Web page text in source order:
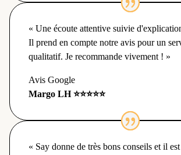
« Une écoute attentive suivie
Il prend en compte notre avis pour un
qualitatif. Je recommande vivement ! »
Avis Google
Margo LH ⭐⭐⭐⭐⭐
« Say donne de très bons conseils et il